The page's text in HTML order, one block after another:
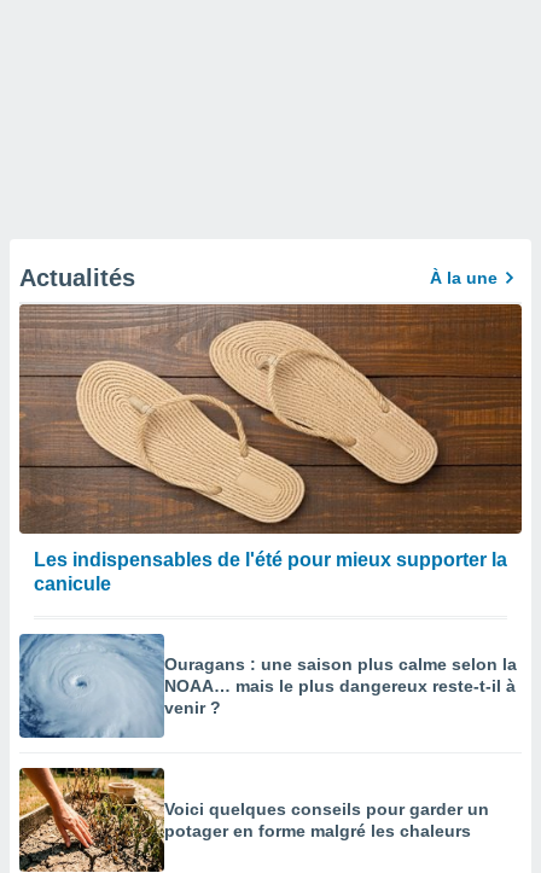
Actualités À la une
Les indispensables de l'été pour mieux supporter la
canicule
Ouragans : une saison plus calme selon la
NOAA… mais le plus dangereux reste-t-il à
venir ?
Voici quelques conseils pour garder un
potager en forme malgré les chaleurs